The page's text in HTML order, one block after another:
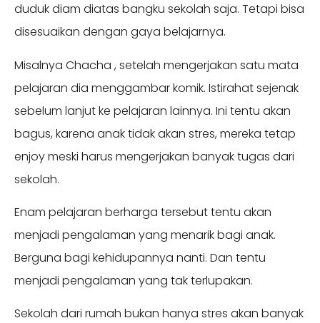
duduk diam diatas bangku sekolah saja. Tetapi bisa
disesuaikan dengan gaya belajarnya.
Misalnya Chacha , setelah mengerjakan satu mata
pelajaran dia menggambar komik. Istirahat sejenak
sebelum lanjut ke pelajaran lainnya. Ini tentu akan
bagus, karena anak tidak akan stres, mereka tetap
enjoy meski harus mengerjakan banyak tugas dari
sekolah.
Enam pelajaran berharga tersebut tentu akan
menjadi pengalaman yang menarik bagi anak.
Berguna bagi kehidupannya nanti. Dan tentu
menjadi pengalaman yang tak terlupakan.
Sekolah dari rumah bukan hanya stres akan banyak